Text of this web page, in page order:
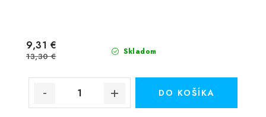
Skladom
9,31 €
13,30 €
DO KOŠÍKA